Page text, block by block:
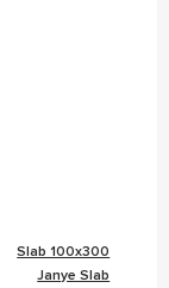
Slab 100x300
Janye Slab